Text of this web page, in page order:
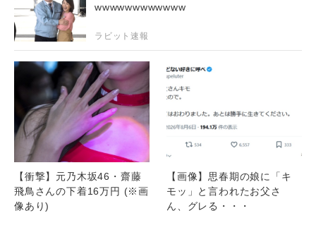
wwwwwwwwwwww
ラビット速報
【衝撃】元乃木坂46・齋藤
飛鳥さんの下着16万円 (※画
像あり)
【画像】思春期の娘に「キ
モッ」と言われたお父さ
ん、グレる・・・